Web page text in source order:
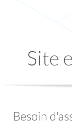
Site
Besoin